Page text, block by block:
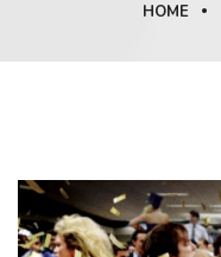
HOME